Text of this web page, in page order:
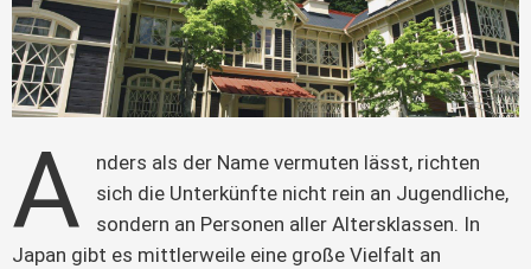
A
nders als der Name vermuten lässt, richten
sich die Unterkünfte nicht rein an Jugendliche,
sondern an Personen aller Altersklassen. In
Japan gibt es mittlerweile eine große Vielfalt an